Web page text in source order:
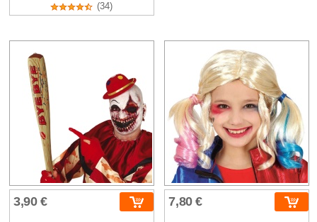
(34)
3,90 € 7,80 €